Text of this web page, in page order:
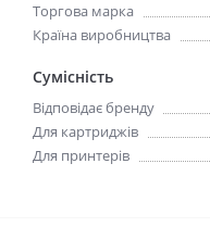
Торгова марка
Країна виробництва
Сумісність
Відповідає бренду
Для картриджів
Для принтерів